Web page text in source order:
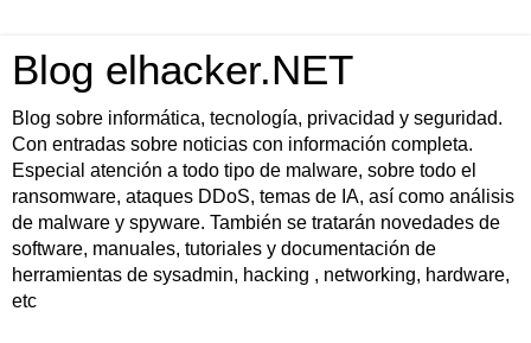
Blog elhacker.NET
Blog sobre informática, tecnología, privacidad y seguridad.
Con entradas sobre noticias con información completa.
Especial atención a todo tipo de malware, sobre todo el
ransomware, ataques DDoS, temas de IA, así como análisis
de malware y spyware. También se tratarán novedades de
software, manuales, tutoriales y documentación de
herramientas de sysadmin, hacking , networking, hardware,
etc